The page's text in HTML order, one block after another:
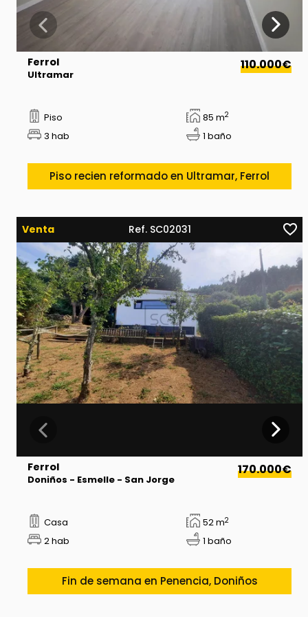
Ferrol
Ultramar
110.000€
Piso 85 m2
3 hab 1 baño
Piso recien reformado en Ultramar, Ferrol
Venta Ref. SC02031
Ferrol
Doniños - Esmelle - San Jorge
170.000€
Casa 52 m2
2 hab 1 baño
Fin de semana en Penencia, Doniños